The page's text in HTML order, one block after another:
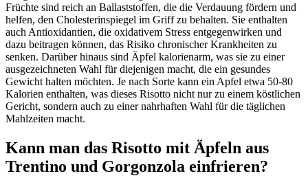
Früchte sind reich an Ballaststoffen, die die Verdauung fördern und
helfen, den Cholesterinspiegel im Griff zu behalten. Sie enthalten
auch Antioxidantien, die oxidativem Stress entgegenwirken und
dazu beitragen können, das Risiko chronischer Krankheiten zu
senken. Darüber hinaus sind Äpfel kalorienarm, was sie zu einer
ausgezeichneten Wahl für diejenigen macht, die ein gesundes
Gewicht halten möchten. Je nach Sorte kann ein Apfel etwa 50-80
Kalorien enthalten, was dieses Risotto nicht nur zu einem köstlichen
Gericht, sondern auch zu einer nahrhaften Wahl für die täglichen
Mahlzeiten macht.
Kann man das Risotto mit Äpfeln aus
Trentino und Gorgonzola einfrieren?